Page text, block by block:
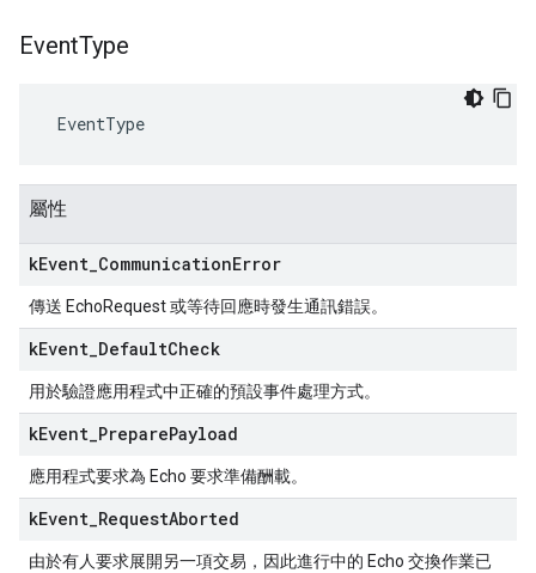
EventType
EventType
屬性
kEvent CommunicationError
傳送 EchoRequest 或等待回應時發生通訊錯誤。
kEvent DefaultCheck
用於驗證應用程式中正確的預設事件處理方式。
kEvent PreparePayload
應用程式要求為 Echo 要求準備酬載。
kEvent RequestAborted
由於有人要求展開另一項交易，因此進行中的 Echo 交換作業已